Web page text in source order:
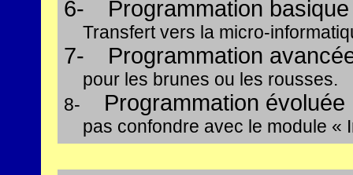
6- Programmation
Transfert vers la micro-
7- Programmation
pour les brunes ou les rousses.
8-
Programmation
pas confondre avec le module «